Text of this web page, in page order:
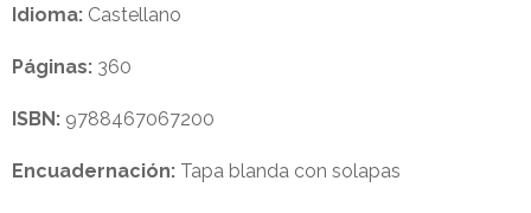
Idioma: Castellano
Páginas: 360
ISBN: 9788467067200
Encuadernación: Tapa blanda con solapas